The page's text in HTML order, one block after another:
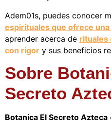
Adem01s, puedes conocer
espirituales que ofrece
aprender acerca de rituales
con rigor y sus beneficios
Sobre
Secreto
Botanica El Secreto Azteca